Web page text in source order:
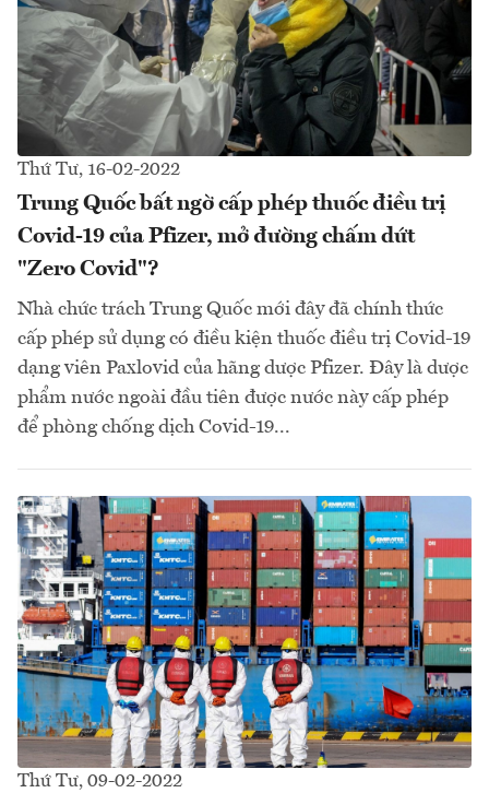
Thứ Tư, 16-02-2022
Trung Quốc bất ngờ cấp phép thuốc điều trị
Covid-19 của Pfizer, mở đường chấm dứt
"Zero Covid"?
Nhà chức trách Trung Quốc mới đây đã chính thức
cấp phép sử dụng có điều kiện thuốc điều trị Covid-19
dạng viên Paxlovid của hãng dược Pfizer. Đây là dược
phẩm nước ngoài đầu tiên được nước này cấp phép
để phòng chống dịch Covid-19...
Thứ Tư, 09-02-2022